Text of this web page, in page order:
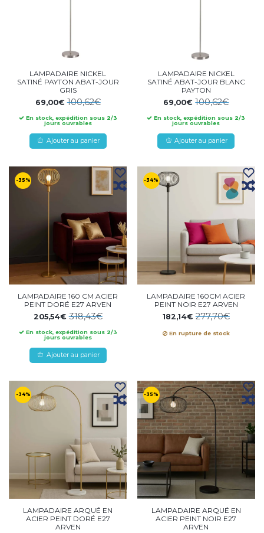
LAMPADAIRE NICKEL
SATINÉ PAYTON ABAT-JOUR
GRIS
69,00€100,62€
En stock, expédition sous 2/3
jours ouvrables
Ajouter au panier
LAMPADAIRE NICKEL
SATINÉ ABAT-JOUR BLANC
PAYTON
69,00€100,62€
En stock, expédition sous 2/3
jours ouvrables
Ajouter au panier
-35%
LAMPADAIRE 160 CM ACIER
PEINT DORÉ E27 ARVEN
205,54€318,43€
En stock, expédition sous 2/3
jours ouvrables
Ajouter au panier
-34%
LAMPADAIRE 160CM ACIER
PEINT NOIR E27 ARVEN
182,14€277,70€
En rupture de stock
-34%
LAMPADAIRE ARQUÉ EN
ACIER PEINT DORÉ E27
ARVEN
-35%
LAMPADAIRE ARQUÉ EN
ACIER PEINT NOIR E27
ARVEN